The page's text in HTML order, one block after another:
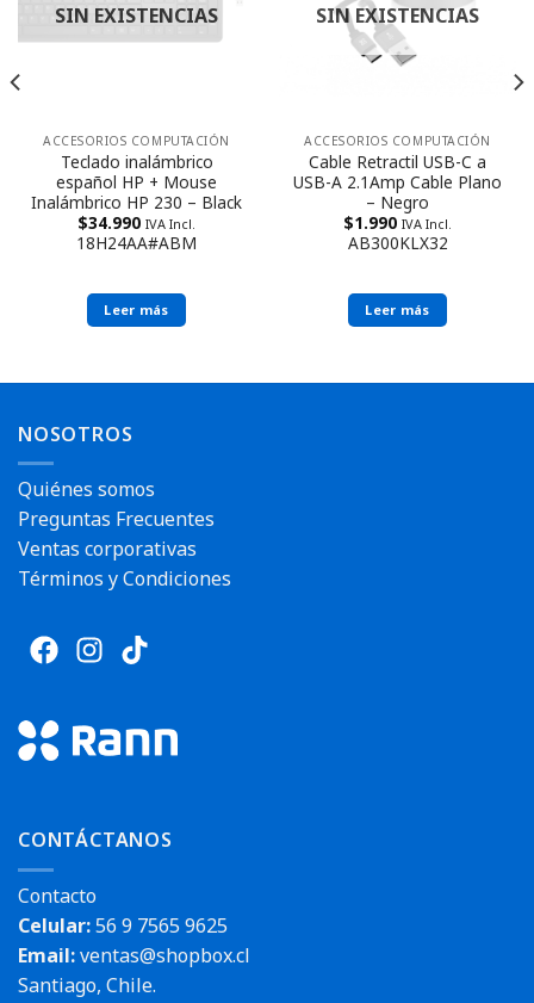
SIN EXISTENCIAS
ACCESORIOS COMPUTACIÓN
Teclado inalámbrico
español HP + Mouse
Inalámbrico HP 230 – Black
$34.990 IVA Incl.
18H24AA#ABM
Leer más
SIN EXISTENCIAS
ACCESORIOS COMPUTACIÓN
Cable Retractil USB-C a
USB-A 2.1Amp Cable Plano
– Negro
$1.990 IVA Incl.
AB300KLX32
Leer más
NOSOTROS
Quiénes somos
Preguntas Frecuentes
Ventas corporativas
Términos y Condiciones
CONTÁCTANOS
Contacto
Celular:56 9 7565 9625
Email:ventas@shopbox.cl
Santiago, Chile.